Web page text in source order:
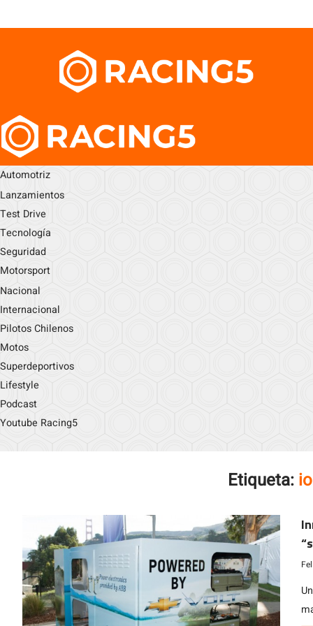
Automotriz
Lanzamientos
Test Drive
Tecnología
Seguridad
Motorsport
Nacional
Internacional
Pilotos Chilenos
Motos
Superdeportivos
Lifestyle
Podcast
Youtube Racing5
Etiqueta: